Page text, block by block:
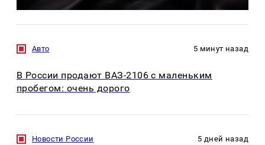
Авто 5 минут назад
В России продают ВАЗ-2106 с маленьким
пробегом: очень дорого
Новости России 5 дней назад